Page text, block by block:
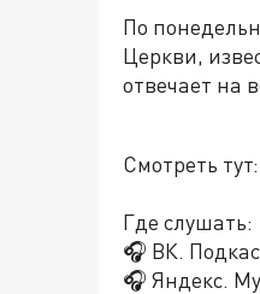
По
Церкви,
отвечает на
Смотреть тут:
Где слушать:
🎧 ВК.
🎧 Яндекс.